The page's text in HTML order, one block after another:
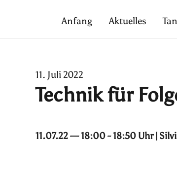
Anfang Aktuelles
11. Juli 2022
Technik für
11.07.22 — 18:00 - 18:50 Uhr |